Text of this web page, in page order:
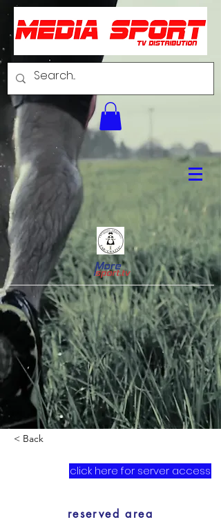
< Back
click here for server access
reserved area